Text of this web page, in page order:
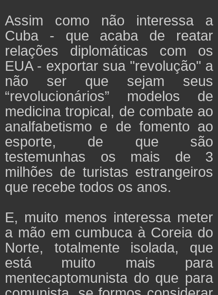
Assim como não interessa a
Cuba - que acaba de reatar
relações diplomáticas com os
EUA - exportar sua "revolução" a
não ser que sejam seus
“revolucionários” modelos de
medicina tropical, de combate ao
analfabetismo e de fomento ao
esporte, de que são
testemunhas os mais de 3
milhões de turistas estrangeiros
que recebe todos os anos.
E, muito menos interessa meter
a mão em cumbuca à Coreia do
Norte, totalmente isolada, que
está muito mais para
mentecaptomunista do que para